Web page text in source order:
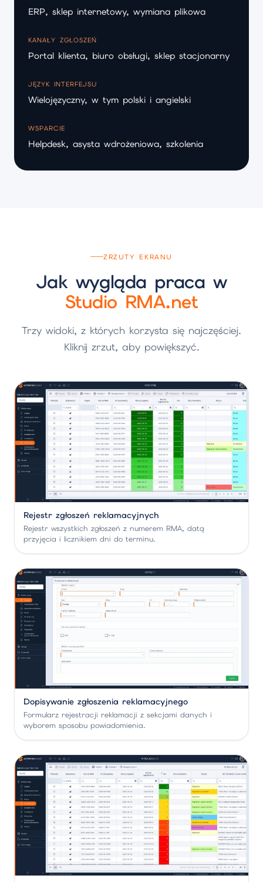
ERP, sklep internetowy, wymiana plikowa
KANAŁY ZGŁOSZEŃ
Portal klienta, biuro obsługi, sklep stacjonarny
JĘZYK INTERFEJSU
Wielojęzyczny, w tym polski i angielski
WSPARCIE
Helpdesk, asysta wdrożeniowa, szkolenia
ZRZUTY EKRANU
Jak wygląda praca w
Studio RMA.net
Trzy widoki, z których korzysta się najczęściej.
Kliknij zrzut, aby powiększyć.
Rejestr zgłoszeń reklamacyjnych
Rejestr wszystkich zgłoszeń z numerem RMA, datą
przyjęcia i licznikiem dni do terminu.
Dopisywanie zgłoszenia reklamacyjnego
Formularz rejestracji reklamacji z sekcjami danych i
wyborem sposobu powiadomienia.